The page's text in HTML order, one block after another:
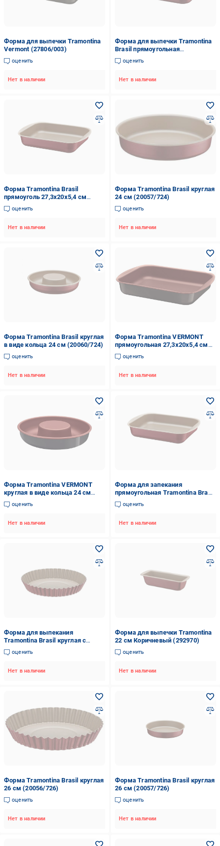
Форма для выпечки Tramontina
Vermont (27806/003)
оценить
Нет в наличии
Форма для выпечки Tramontina
Brasil прямоугольная
27,3x20x3,5 см (UG-20053/722)
оценить
Нет в наличии
Форма Tramontina Brasil
прямоуголь 27,3х20х5,4 см
(20051/722)
оценить
Нет в наличии
Форма Tramontina Brasil круглая
24 см (20057/724)
оценить
Нет в наличии
Форма Tramontina Brasil круглая
в виде кольца 24 см (20060/724)
оценить
Нет в наличии
Форма Tramontina VERMONT
прямоугольная 27,3х20х5,4 см
(27806/001)
оценить
Нет в наличии
Форма Tramontina VERMONT
круглая в виде кольца 24 см
(27806/006)
оценить
Нет в наличии
Форма для запекания
прямоугольная Tramontina Brasil
45,2х32,6х7 см
оценить
Нет в наличии
Форма для выпекания
Tramontina Brasil круглая с
волнистыми бортиками d 26 см
оценить
Нет в наличии
Форма для выпечки Tramontina
22 см Коричневый (292970)
оценить
Нет в наличии
Форма Tramontina Brasil круглая
26 см (20056/726)
оценить
Нет в наличии
Форма Tramontina Brasil круглая
26 см (20057/726)
оценить
Нет в наличии